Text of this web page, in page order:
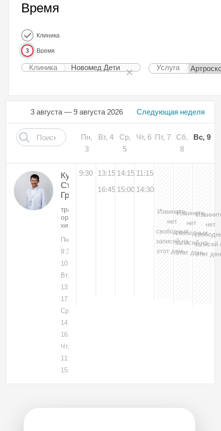
Время
Клиника
3 Время
Клиника Новомед Дети Услуга
Следующая неделя
3 августа — 9 августа 2026
Пн,
3
Вт, 4
Ср,
5
Чт, 6 Пт, 7
Сб,
8
Вс, 9
Куренков
Станислав
Григорьевич
травматолог-
ортопед,
хирург
Пн, 03
9:30-
10:00
Вт, 04
13:15-
17:00
Ср, 05
14:15-
16:00
Чт, 06
11:15-
15:00
9:30
13:15
16:45
14:15
15:00
11:15
14:30
Извините,
нет
свободных
записей на
этот день.
Извините,
нет
свободных
записей на
этот день.
нет
записей
этот